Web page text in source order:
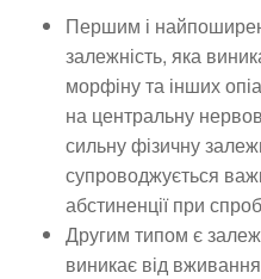
Першим і
залежність, яка
морфіну та інших
на центральну
сильну фізичну
супроводжується
абстиненції при
Другим типом є
виникає від